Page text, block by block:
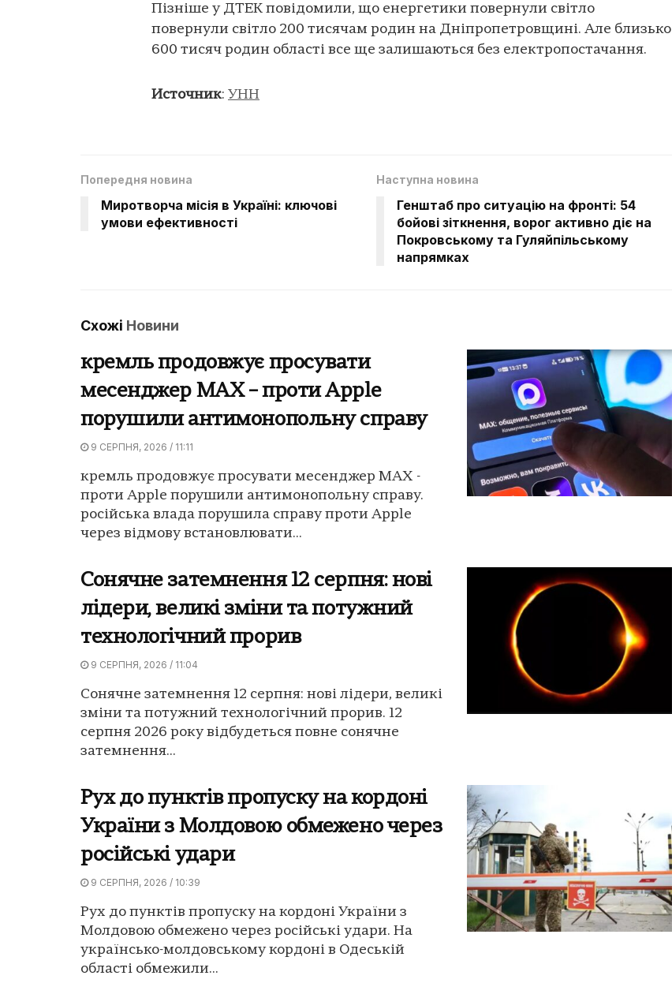
Пізніше у ДТЕК повідомили, що енергетики повернули світло
повернули світло 200 тисячам родин на Дніпропетровщині. Але близько
600 тисяч родин області все ще залишаються без електропостачання.
Источник: УНН
Попередня новина
Миротворча місія в Україні: ключові
умови ефективності
Наступна новина
Генштаб про ситуацію на фронті: 54
бойові зіткнення, ворог активно діє на
Покровському та Гуляйпільському
напрямках
Схожі Новини
кремль продовжує просувати
месенджер MAX – проти Apple
порушили антимонопольну справу
9 СЕРПНЯ, 2026 / 11:11
кремль продовжує просувати месенджер MAX -
проти Apple порушили антимонопольну справу.
російська влада порушила справу проти Apple
через відмову встановлювати...
Сонячне затемнення 12 серпня: нові
лідери, великі зміни та потужний
технологічний прорив
9 СЕРПНЯ, 2026 / 11:04
Сонячне затемнення 12 серпня: нові лідери, великі
зміни та потужний технологічний прорив. 12
серпня 2026 року відбудеться повне сонячне
затемнення...
Рух до пунктів пропуску на кордоні
України з Молдовою обмежено через
російські удари
9 СЕРПНЯ, 2026 / 10:39
Рух до пунктів пропуску на кордоні України з
Молдовою обмежено через російські удари. На
українсько-молдовському кордоні в Одеській
області обмежили...